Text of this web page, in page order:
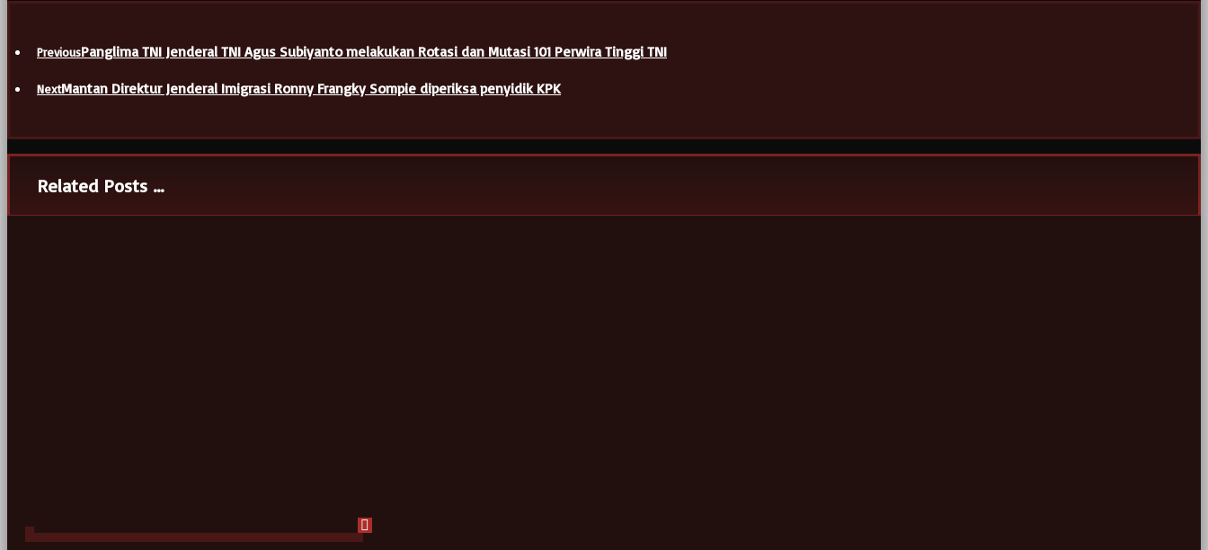
PreviousPanglima TNI Jenderal TNI Agus Subiyanto melakukan Rotasi dan Mutasi 101 Perwira Tinggi TNI
NextMantan Direktur Jenderal Imigrasi Ronny Frangky Sompie diperiksa penyidik KPK
Related Posts ...